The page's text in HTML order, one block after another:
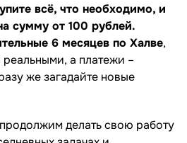
всё, что необходимо, и
сумму от 100 рублей.
6 месяцев по Халве,
а платежи –
же загадайте новые
делать свою работу